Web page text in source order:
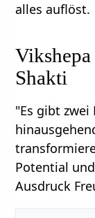
alles auflöst.
Shakti
"Es gibt zwei
Potential
Ausdruck